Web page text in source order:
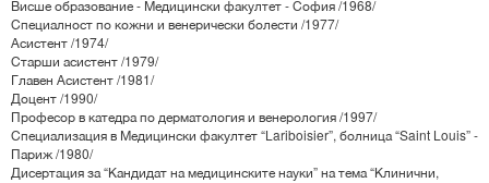
Висше образование - Медицински факултет - София /1968/
Специалност по кожни и венерически болести /1977/
Асистент /1974/
Старши асистент /1979/
Главен Асистент /1981/
Доцент /1990/
Професор в катедра по дерматология и венерология /1997/
Специализация в Медицински факултет “Lariboisier”, болница “Saint Louis” -
Париж /1980/
Дисертация за “Кандидат на медицинските науки” на тема “Клинични,